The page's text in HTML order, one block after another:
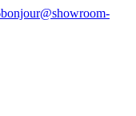
bonjour@showroom-